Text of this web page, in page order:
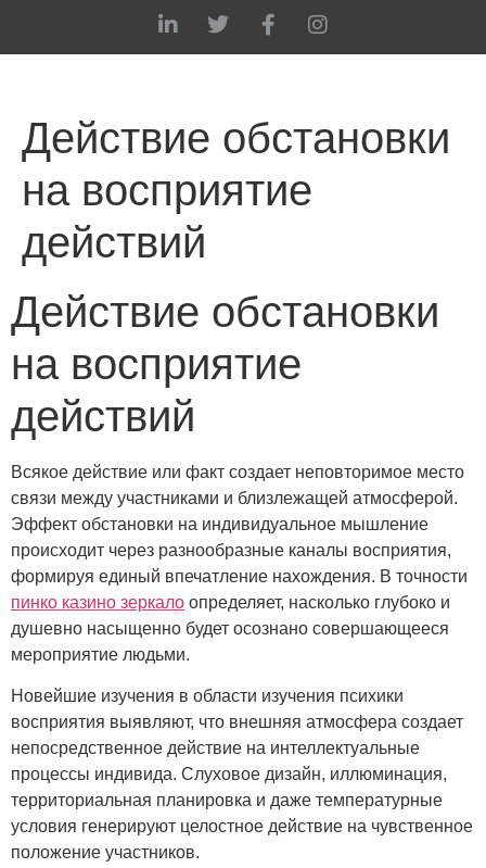
Действие обстановки
на восприятие
действий
Действие обстановки
на восприятие
действий
Всякое действие или факт создает неповторимое место
связи между участниками и близлежащей атмосферой.
Эффект обстановки на индивидуальное мышление
происходит через разнообразные каналы восприятия,
формируя единый впечатление нахождения. В точности
пинко казино зеркало определяет, насколько глубоко и
душевно насыщенно будет осознано совершающееся
мероприятие людьми.
Новейшие изучения в области изучения психики
восприятия выявляют, что внешняя атмосфера создает
непосредственное действие на интеллектуальные
процессы индивида. Слуховое дизайн, иллюминация,
территориальная планировка и даже температурные
условия генерируют целостное действие на чувственное
положение участников.